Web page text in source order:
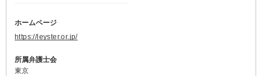
ホームページ
https://leyster.or.jp/
所属弁護士会
東京